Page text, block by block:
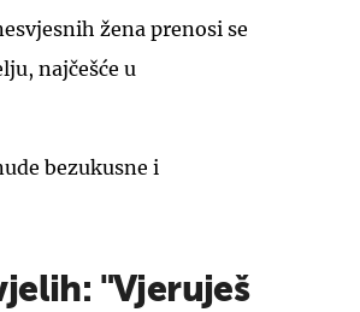
žena prenosi se
najčešće u
bezukusne i
"Vjeruješ